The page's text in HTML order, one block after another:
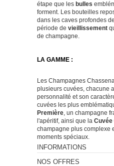
étape que les bulles
forment. Les bouteilles
dans les caves profondes
période de vieillissement
de champagne.
LA GAMME :
Les Champagnes
plusieurs cuvées, chacune
personnalité et son
cuvées les plus
Première, un champagne
l'apéritif, ainsi que la Cuvée
champagne plus complexe
moments spéciaux.
INFORMATIONS
NOS OFFRES